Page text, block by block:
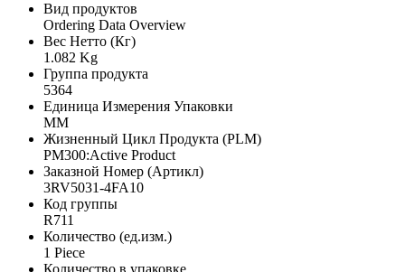
Вид продуктов
Ordering Data Overview
Вес Нетто (Кг)
1.082 Kg
Группа продукта
5364
Единица Измерения Упаковки
MM
Жизненный Цикл Продукта (PLM)
PM300:Active Product
Заказной Номер (Артикл)
3RV5031-4FA10
Код группы
R711
Количество (ед.изм.)
1 Piece